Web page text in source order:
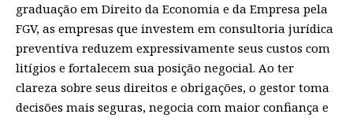
graduação em Direito da Economia e da Empresa pela
FGV, as empresas que investem em consultoria jurídica
preventiva reduzem expressivamente seus custos com
litígios e fortalecem sua posição negocial. Ao ter
clareza sobre seus direitos e obrigações, o gestor toma
decisões mais seguras, negocia com maior confiança e